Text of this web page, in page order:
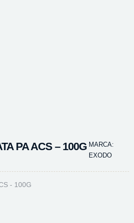
PA ACS – 100G MARCA:
EXODO
- 100G